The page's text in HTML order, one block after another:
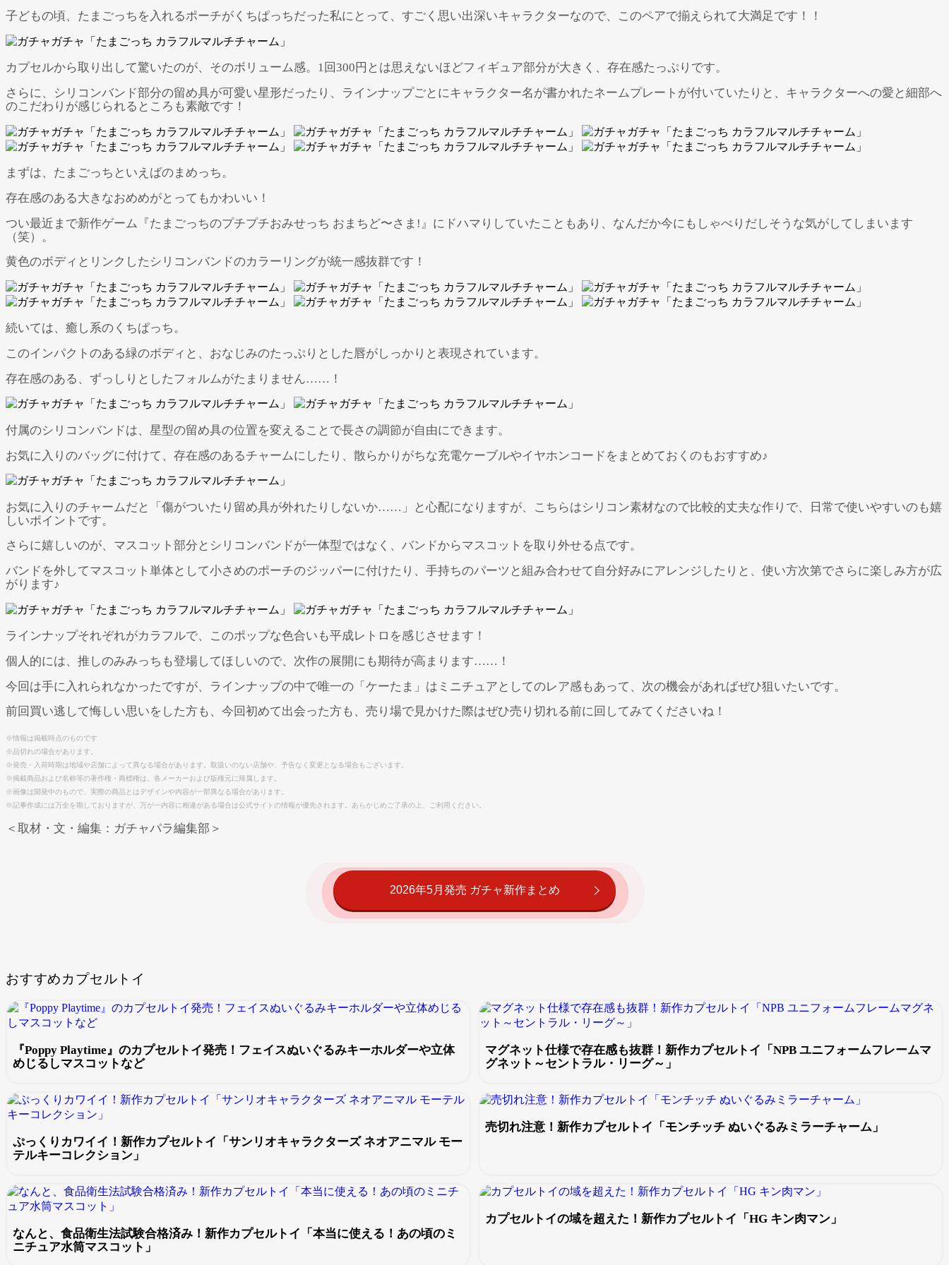
子どもの頃、たまごっちを入れるポーチがくちぱっちだった私にとって、すごく思い出深いキャラクターなので、このペアで揃えられて大満足です！！
カプセルから取り出して驚いたのが、そのボリューム感。1回300円とは思えないほどフィギュア部分が大きく、存在感たっぷりです。
さらに、シリコンバンド部分の留め具が可愛い星形だったり、ラインナップごとにキャラクター名が書かれたネームプレートが付いていたりと、キャラクターへの愛と細部へ
のこだわりが感じられるところも素敵です！
まずは、たまごっちといえばのまめっち。
存在感のある大きなおめめがとってもかわいい！
つい最近まで新作ゲーム『たまごっちのプチプチおみせっち おまちど〜さま!』にドハマりしていたこともあり、なんだか今にもしゃべりだしそうな気がしてしまいます
（笑）。
黄色のボディとリンクしたシリコンバンドのカラーリングが統一感抜群です！
続いては、癒し系のくちぱっち。
このインパクトのある緑のボディと、おなじみのたっぷりとした唇がしっかりと表現されています。
存在感のある、ずっしりとしたフォルムがたまりません……！
付属のシリコンバンドは、星型の留め具の位置を変えることで長さの調節が自由にできます。
お気に入りのバッグに付けて、存在感のあるチャームにしたり、散らかりがちな充電ケーブルやイヤホンコードをまとめておくのもおすすめ♪
お気に入りのチャームだと「傷がついたり留め具が外れたりしないか……」と心配になりますが、こちらはシリコン素材なので比較的丈夫な作りで、日常で使いやすいのも嬉
しいポイントです。
さらに嬉しいのが、マスコット部分とシリコンバンドが一体型ではなく、バンドからマスコットを取り外せる点です。
バンドを外してマスコット単体として小さめのポーチのジッパーに付けたり、手持ちのパーツと組み合わせて自分好みにアレンジしたりと、使い方次第でさらに楽しみ方が広
がります♪
ラインナップそれぞれがカラフルで、このポップな色合いも平成レトロを感じさせます！
個人的には、推しのみみっちも登場してほしいので、次作の展開にも期待が高まります……！
今回は手に入れられなかったですが、ラインナップの中で唯一の「ケーたま」はミニチュアとしてのレア感もあって、次の機会があればぜひ狙いたいです。
前回買い逃して悔しい思いをした方も、今回初めて出会った方も、売り場で見かけた際はぜひ売り切れる前に回してみてくださいね！
※情報は掲載時点のものです
※品切れの場合があります。
※発売・入荷時期は地域や店舗によって異なる場合があります。取扱いのない店舗や、予告なく変更となる場合もございます。
※掲載商品および名称等の著作権・商標権は、各メーカーおよび版権元に帰属します。
※画像は開発中のもので、実際の商品とはデザインや内容が一部異なる場合があります。
※記事作成には万全を期しておりますが、万が一内容に相違がある場合は公式サイトの情報が優先されます。あらかじめご了承の上、ご利用ください。
＜取材・文・編集：ガチャパラ編集部＞
2026年5月発売 ガチャ新作まとめ
おすすめカプセルトイ
『Poppy Playtime』のカプセルトイ発売！フェイスぬいぐるみキーホルダーや立体
めじるしマスコットなど
マグネット仕様で存在感も抜群！新作カプセルトイ「NPB ユニフォームフレームマ
グネット～セントラル・リーグ～」
ぷっくりカワイイ！新作カプセルトイ「サンリオキャラクターズ ネオアニマル モー
テルキーコレクション」
売切れ注意！新作カプセルトイ「モンチッチ ぬいぐるみミラーチャーム」
なんと、食品衛生法試験合格済み！新作カプセルトイ「本当に使える！あの頃のミ
ニチュア水筒マスコット」
カプセルトイの域を超えた！新作カプセルトイ「HG キン肉マン」